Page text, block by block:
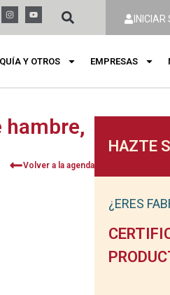
INICIAR
Y OTROS EMPRESAS
hambre,
Volver a la agenda
HAZTE
¿ERES